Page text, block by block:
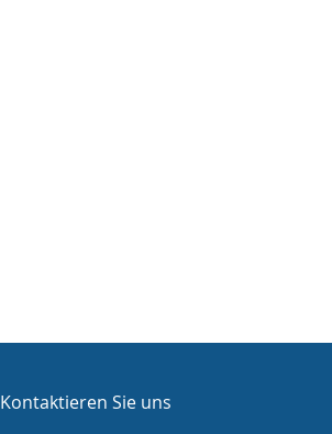
Kontaktieren Sie uns